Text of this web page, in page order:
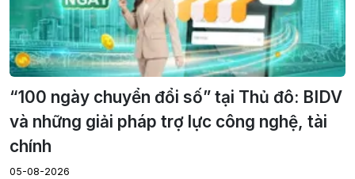
“100 ngày chuyển đổi số” tại Thủ đô: BIDV
và những giải pháp trợ lực công nghệ, tài
chính
05-08-2026